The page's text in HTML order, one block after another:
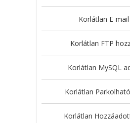
Korlátlan E-
Korlátlan FTP
Korlátlan MySQL
Korlátlan
Korlátlan